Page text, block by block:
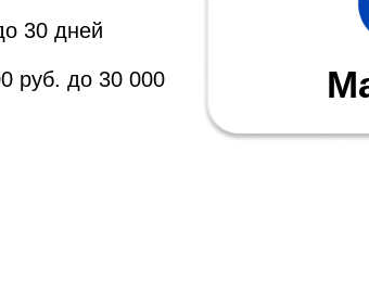
30 дней
руб. до 30 000